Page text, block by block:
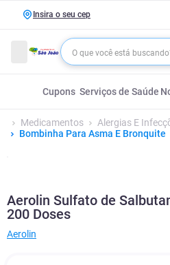
Insira o seu cep
Cupons Serviços de Saúde
Medicamentos
Alergias E
Bombinha Para Asma E Bronquite
Aerolin Sulfato de
200 Doses
Aerolin